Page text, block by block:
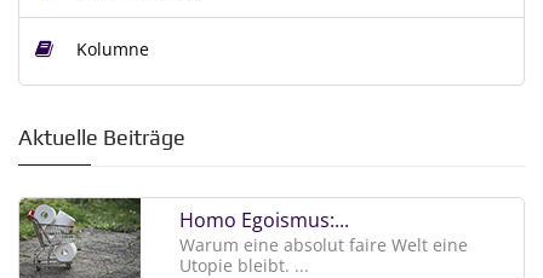
Kolumne
Aktuelle Beiträge
Homo Egoismus:...
Warum eine absolut faire Welt eine
Utopie bleibt. ...